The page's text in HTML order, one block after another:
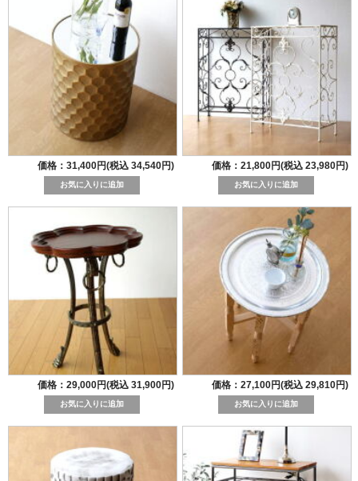
価格：31,400円(税込 34,540円) 価格：21,800円(税込 23,980円)
価格：29,000円(税込 31,900円) 価格：27,100円(税込 29,810円)